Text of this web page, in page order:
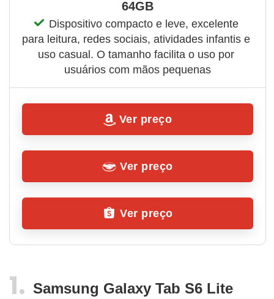
64GB
Dispositivo compacto e leve, excelente
para leitura, redes sociais, atividades infantis e
uso casual. O tamanho facilita o uso por
usuários com mãos pequenas
Ver preço
Ver preço
Ver preço
Samsung Galaxy Tab S6 Lite